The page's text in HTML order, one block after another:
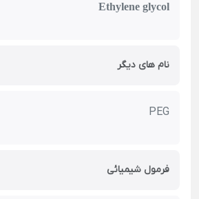
Ethylene glycol
نام های دیگر
PEG
فرمول شیمیائی